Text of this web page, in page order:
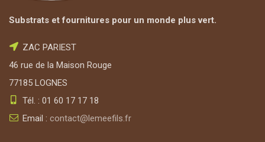
Substrats et fournitures pour un monde plus vert.
ZAC PARIEST
46 rue de la Maison Rouge
77185 LOGNES
Tél. : 01 60 17 17 18
Email : contact@lemeefils.fr